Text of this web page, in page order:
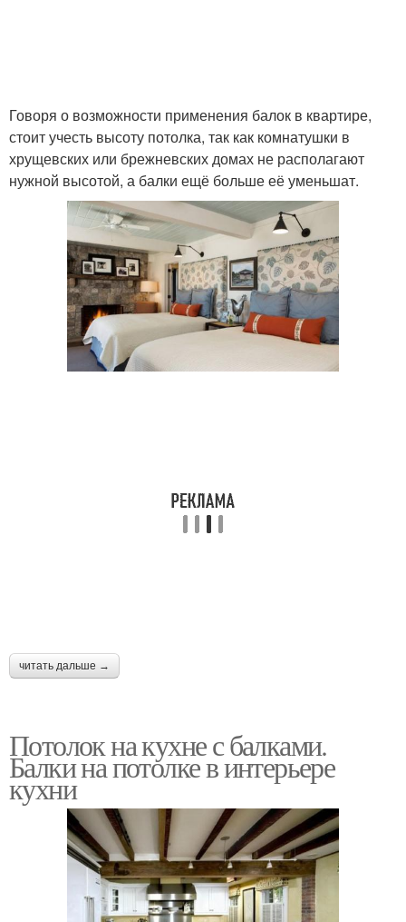
Интерьер с балками Несущая балка
Белый потолок Балки на производстве
Потолок с
Говоря о возможности применения балок в квартире,
стоит учесть высоту потолка, так как комнатушки в
хрущевских или брежневских домах не располагают
нужной высотой, а балки ещё больше её уменьшат.
читать дальше →
Потолок на кухне с балками.
Балки на потолке в интерьере
кухни